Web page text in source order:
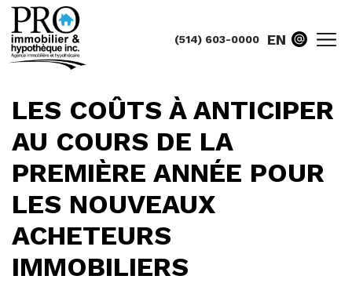
(514) 603-0000 EN
LES COÛTS À ANTICIPER
AU COURS DE LA
PREMIÈRE ANNÉE POUR
LES NOUVEAUX
ACHETEURS
IMMOBILIERS